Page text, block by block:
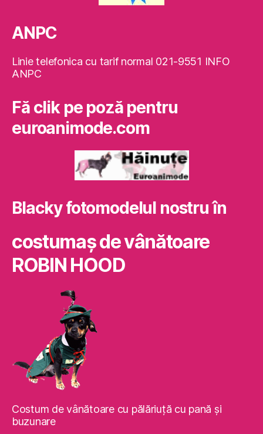
ANPC
Linie telefonica cu tarif normal 021-9551 INFO
ANPC
Fă clik pe poză pentru
euroanimode.com
Blacky fotomodelul nostru în
costumaş de vânătoare
ROBIN HOOD
Costum de vânătoare cu pălăriuţă cu pană şi
buzunare